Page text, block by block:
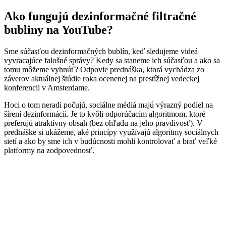
Ako fungujú dezinformačné filtračné
bubliny na YouTube?
Sme súčasťou dezinformačných bublín, keď sledujeme videá
vyvracajúce falošné správy? Kedy sa staneme ich súčasťou a ako sa
tomu môžeme vyhnúť? Odpovie prednáška, ktorá vychádza zo
záverov aktuálnej štúdie roka ocenenej na prestížnej vedeckej
konferencii v Amsterdame.
Hoci o tom neradi počujú, sociálne médiá majú výrazný podiel na
šírení dezinformácií. Je to kvôli odporúčacím algoritmom, ktoré
preferujú atraktívny obsah (bez ohľadu na jeho pravdivosť). V
prednáške si ukážeme, aké princípy využívajú algoritmy sociálnych
sietí a ako by sme ich v budúcnosti mohli kontrolovať a brať veľké
platformy na zodpovednosť.